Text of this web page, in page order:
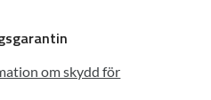
om skydd för